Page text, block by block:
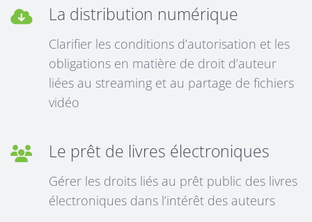
La distribution numérique
Clarifier les conditions d’autorisation et les
obligations en matière de droit d’auteur
liées au streaming et au partage de fichiers
vidéo
Le prêt de livres électroniques
Gérer les droits liés au prêt public des livres
électroniques dans l’intérêt des auteurs